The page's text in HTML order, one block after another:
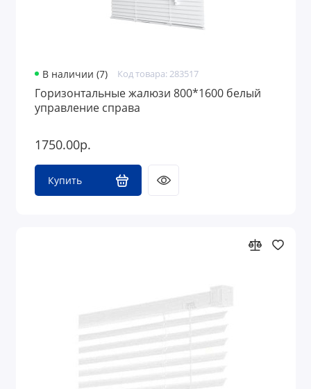
В наличии (7) Код товара: 283517
Горизонтальные жалюзи 800*1600 белый
управление справа
1750.00р.
Купить